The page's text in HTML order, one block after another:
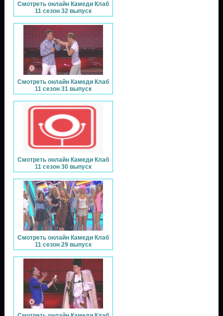
Смотреть онлайн Камеди Клаб
11 сезон 32 выпуск
Смотреть онлайн Камеди Клаб
11 сезон 31 выпуск
Смотреть онлайн Камеди Клаб
11 сезон 30 выпуск
Смотреть онлайн Камеди Клаб
11 сезон 29 выпуск